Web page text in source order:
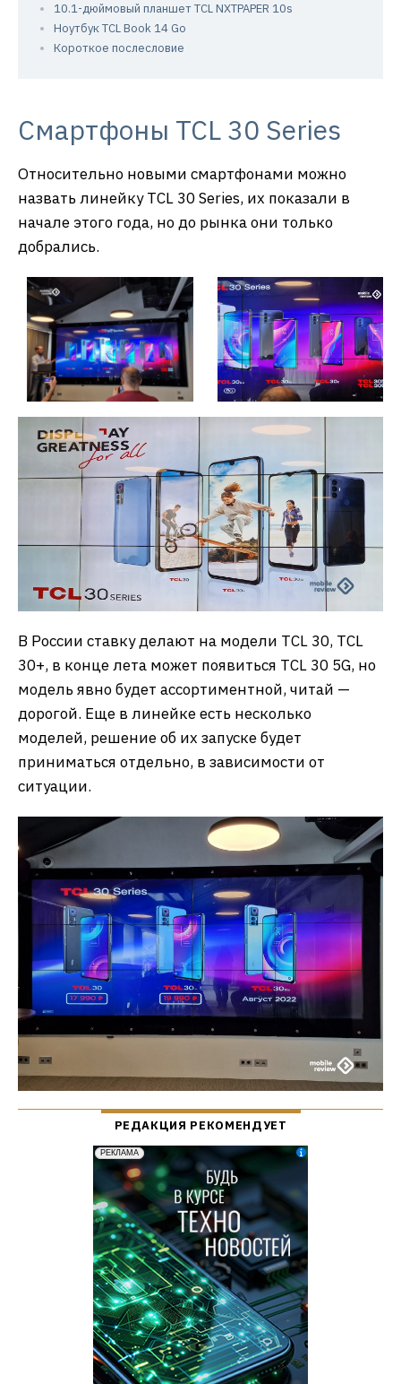
10.1-дюймовый планшет TCL NXTPAPER 10s
Ноутбук TCL Book 14 Go
Короткое послесловие
Смартфоны TCL 30 Series
Относительно новыми смартфонами можно
назвать линейку TCL 30 Series, их показали в
начале этого года, но до рынка они только
добрались.
В России ставку делают на модели TCL 30, TCL
30+, в конце лета может появиться TCL 30 5G, но
модель явно будет ассортиментной, читай —
дорогой. Еще в линейке есть несколько
моделей, решение об их запуске будет
приниматься отдельно, в зависимости от
ситуации.